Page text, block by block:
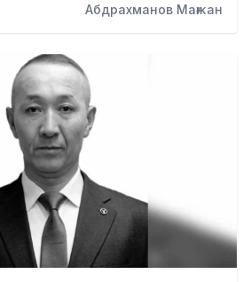
Абдрахманов Мағжан